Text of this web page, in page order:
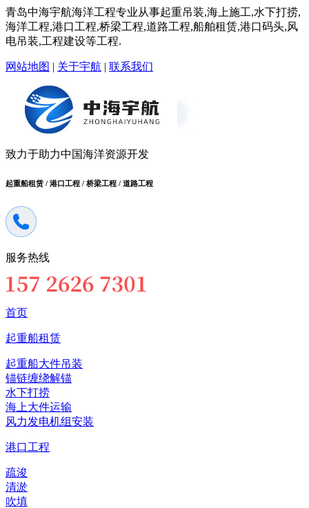
青岛中海宇航海洋工程专业从事起重吊装,海上施工,水下打捞,
海洋工程,港口工程,桥梁工程,道路工程,船舶租赁,港口码头,风
电吊装,工程建设等工程.
网站地图 | 关于宇航 | 联系我们
致力于助力中国海洋资源开发
起重船租赁 / 港口工程 / 桥梁工程 / 道路工程
服务热线
首页
起重船租赁
起重船大件吊装
锚链缠绕解锚
水下打捞
海上大件运输
风力发电机组安装
港口工程
疏浚
清淤
吹填